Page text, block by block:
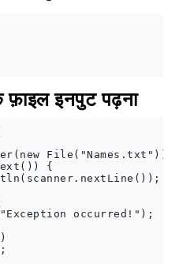
इनपुट पढ़ना
File("Names.txt"));
{
occurred!");